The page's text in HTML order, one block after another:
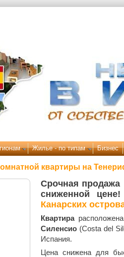
Жилье - по типам Бизнес
квартиры на
Срочная продажа
сниженной
Канарских
Квартира
Силенсио(Costa del
Испания.
Цена снижена для